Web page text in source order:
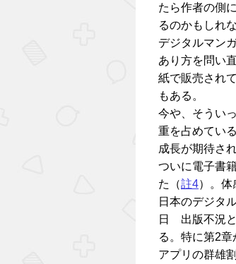
たら作者の側
るのかもしれな
デジタルマン
あり方を問い
紙で販売され
もある。
今や、そうい
重を占めてい
成長が期待さ
ついに電子書
た（註4）。体
日本のデジタ
日 出版不況と
る。特に第2
アプリの群雄